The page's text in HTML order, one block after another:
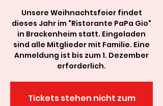
Unsere Weihnachtsfeier findet
dieses Jahr im "Ristorante PaPa Gio"
in Brackenheim statt. Eingeladen
sind alle Mitglieder mit Familie. Eine
Anmeldung ist bis zum 1. Dezember
erforderlich.
Tickets stehen nicht zum